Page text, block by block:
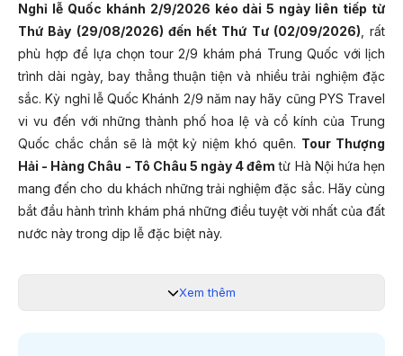
Nghỉ lễ Quốc khánh 2/9/2026 kéo dài 5 ngày liên tiếp từ
Thứ Bảy (29/08/2026) đến hết Thứ Tư (02/09/2026) , rất
phù hợp để lựa chọn tour 2/9 khám phá Trung Quốc với lịch
trình dài ngày, bay thẳng thuận tiện và nhiều trải nghiệm đặc
sắc. Kỳ nghỉ lễ Quốc Khánh 2/9 năm nay hãy cũng PYS Travel
vi vu đến với những thành phố hoa lệ và cổ kính của Trung
Quốc chắc chắn sẽ là một kỷ niệm khó quên. Tour Thượng
Hải - Hàng Châu - Tô Châu 5 ngày 4 đêm từ Hà Nội hứa hẹn
mang đến cho du khách những trải nghiệm đặc sắc. Hãy cùng
bắt đầu hành trình khám phá những điều tuyệt vời nhất của đất
nước này trong dịp lễ đặc biệt này.
NGÀY KHỞI HÀNH 2026 GIÁ TOUR TRỌN GÓI
Xem thêm